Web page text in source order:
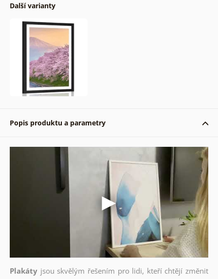
Další varianty
Popis produktu a parametry
Plakáty jsou skvělým řešením pro lidi, kteří chtějí změnit